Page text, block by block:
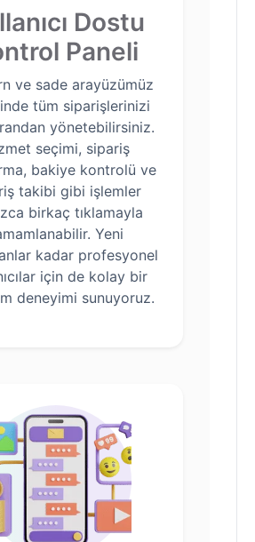
Dostu
Paneli
ve sade arayüzümüz
tüm siparişlerinizi
yönetebilirsiniz.
seçimi, sipariş
bakiye kontrolü ve
takibi gibi işlemler
birkaç tıklamayla
Yeni
kadar profesyonel
için de kolay bir
deneyimi sunuyoruz.